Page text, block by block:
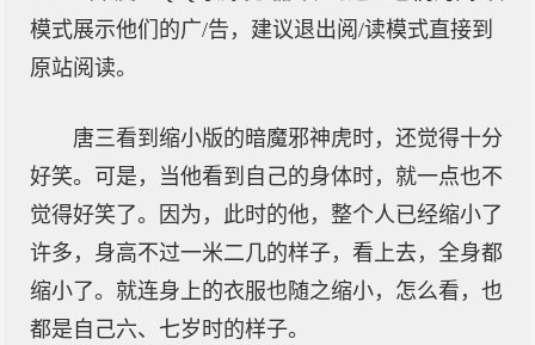
模式展示他们的广/告，建议退出阅/读模式直接到
原站阅读。
唐三看到缩小版的暗魔邪神虎时，还觉得十分
好笑。可是，当他看到自己的身体时，就一点也不
觉得好笑了。因为，此时的他，整个人已经缩小了
许多，身高不过一米二几的样子，看上去，全身都
缩小了。就连身上的衣服也随之缩小，怎么看，也
都是自己六、七岁时的样子。